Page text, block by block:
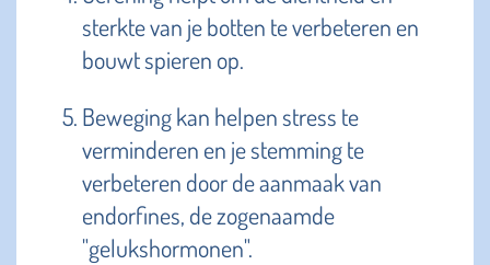
sterkte van je botten te verbeteren en
bouwt spieren op.
Beweging kan helpen stress te
verminderen en je stemming te
verbeteren door de aanmaak van
endorfines, de zogenaamde
"gelukshormonen".